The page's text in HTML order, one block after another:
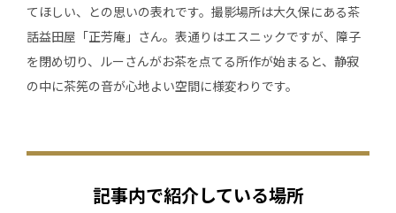
てほしい、との思いの表れです。撮影場所は大久保にある茶
話益田屋「正芳庵」さん。表通りはエスニックですが、障子
を閉め切り、ルーさんがお茶を点てる所作が始まると、静寂
の中に茶筅の音が心地よい空間に様変わりです。
記事内で紹介している場所